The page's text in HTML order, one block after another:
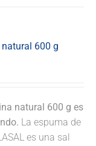
600 g
natural 600 g es
La espuma de
es una sal